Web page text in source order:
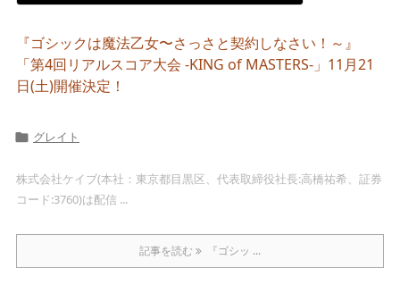
『ゴシックは魔法乙女〜さっさと契約しなさい！～』
「第4回リアルスコア大会 -KING of MASTERS-」11月21
日(土)開催決定！
 グレイト
株式会社ケイブ(本社：東京都目黒区、代表取締役社長:高橋祐希、証券
コード:3760)は配信 ...
記事を読む 『ゴシッ ...